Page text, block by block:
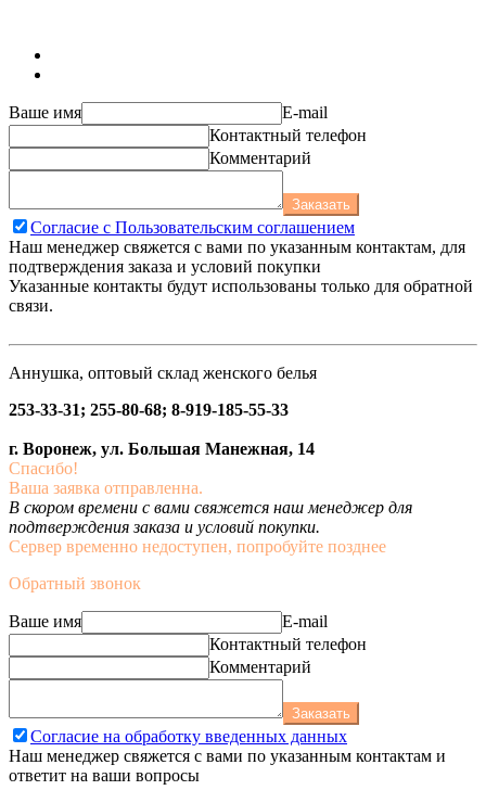
Ваше имя
E-mail
Контактный телефон
Комментарий
Заказать
Согласие с Пользовательским соглашением
Наш менеджер свяжется с вами по указанным контактам, для
подтверждения заказа и условий покупки
Указанные контакты будут использованы только для обратной
связи.
Аннушка, оптовый склад женского белья
253-33-31; 255-80-68; 8-919-185-55-33
г. Воронеж, ул. Большая Манежная, 14
Спасибо!
Ваша заявка отправленна.
В скором времени с вами свяжется наш менеджер для
подтверждения заказа и условий покупки.
Сервер временно недоступен, попробуйте позднее
Обратный звонок
Ваше имя
E-mail
Контактный телефон
Комментарий
Заказать
Согласие на обработку введенных данных
Наш менеджер свяжется с вами по указанным контактам и
ответит на ваши вопросы